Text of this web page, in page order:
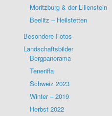
Moritzburg & der Lilienstein
Beelitz – Heilstetten
Besondere Fotos
Landschaftsbilder
Bergpanorama
Teneriffa
Schweiz 2023
Winter – 2019
Herbst 2022